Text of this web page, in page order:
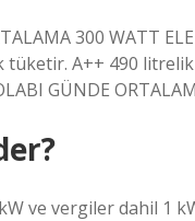
300 WATT
A++ 490
GÜNDE
ve vergiler dahil 1